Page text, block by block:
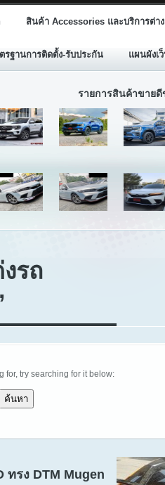
สินค้า Accessories และบริการต่า
รฐานการติดตั้ง-รับประกัน แผนผังเ
รายการสินค้าขาย
รถ
for, try searching for it below:
ทรง DTM Mugen